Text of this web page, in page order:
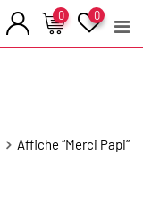
0
0
Affiche “Merci Papi”